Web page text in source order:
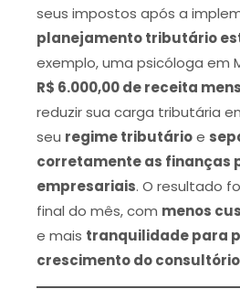
seus impostos após a
planejamento tributário
exemplo, uma psicóloga em
R$ 6.000,00 de receita
reduzir sua carga tributária
seu regime tributárioe
corretamente as finanças
empresariais. O resultado
final do mês, com menos
e mais tranquilidade para
crescimento do consultório